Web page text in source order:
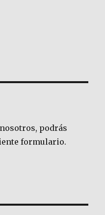
podrás
formulario.